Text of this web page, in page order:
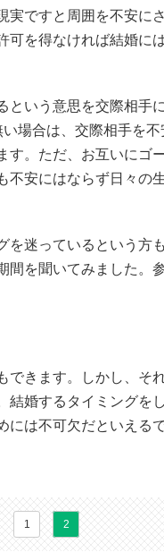
実ですと周囲を不安に
を得なければ結婚に
という意思を交際相手
場合は、交際相手を
す。ただ、お互いにゴ
不安にはならず日々の
を迷っているという方
を聞いてみました。
できます。しかし、そ
結婚するタイミングを
は不可欠だといえるで
1 2